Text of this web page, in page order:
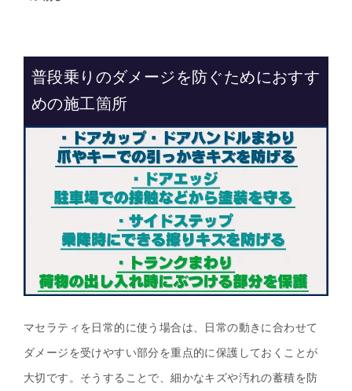
普段乗りのダメージを防ぐためにおすす
めの施工箇所
マセラティを日常的に使う場合は、日常の動きに合わせて
ダメージを受けやすい部分を重点的に保護しておくことが
大切です。そうすることで、細かなキズや汚れの蓄積を防